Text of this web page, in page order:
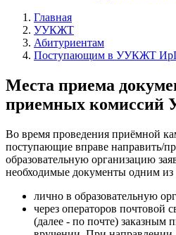
Главная
УУКЖТ
Абитуриентам
Поступающим в УУКЖТ
Места приема
приемных
Во время проведения приёмной
поступающие вправе направить/
образовательную организацию
необходимые документы одним
лично в образовательную
через операторов почтовой
(далее - по почте) заказным